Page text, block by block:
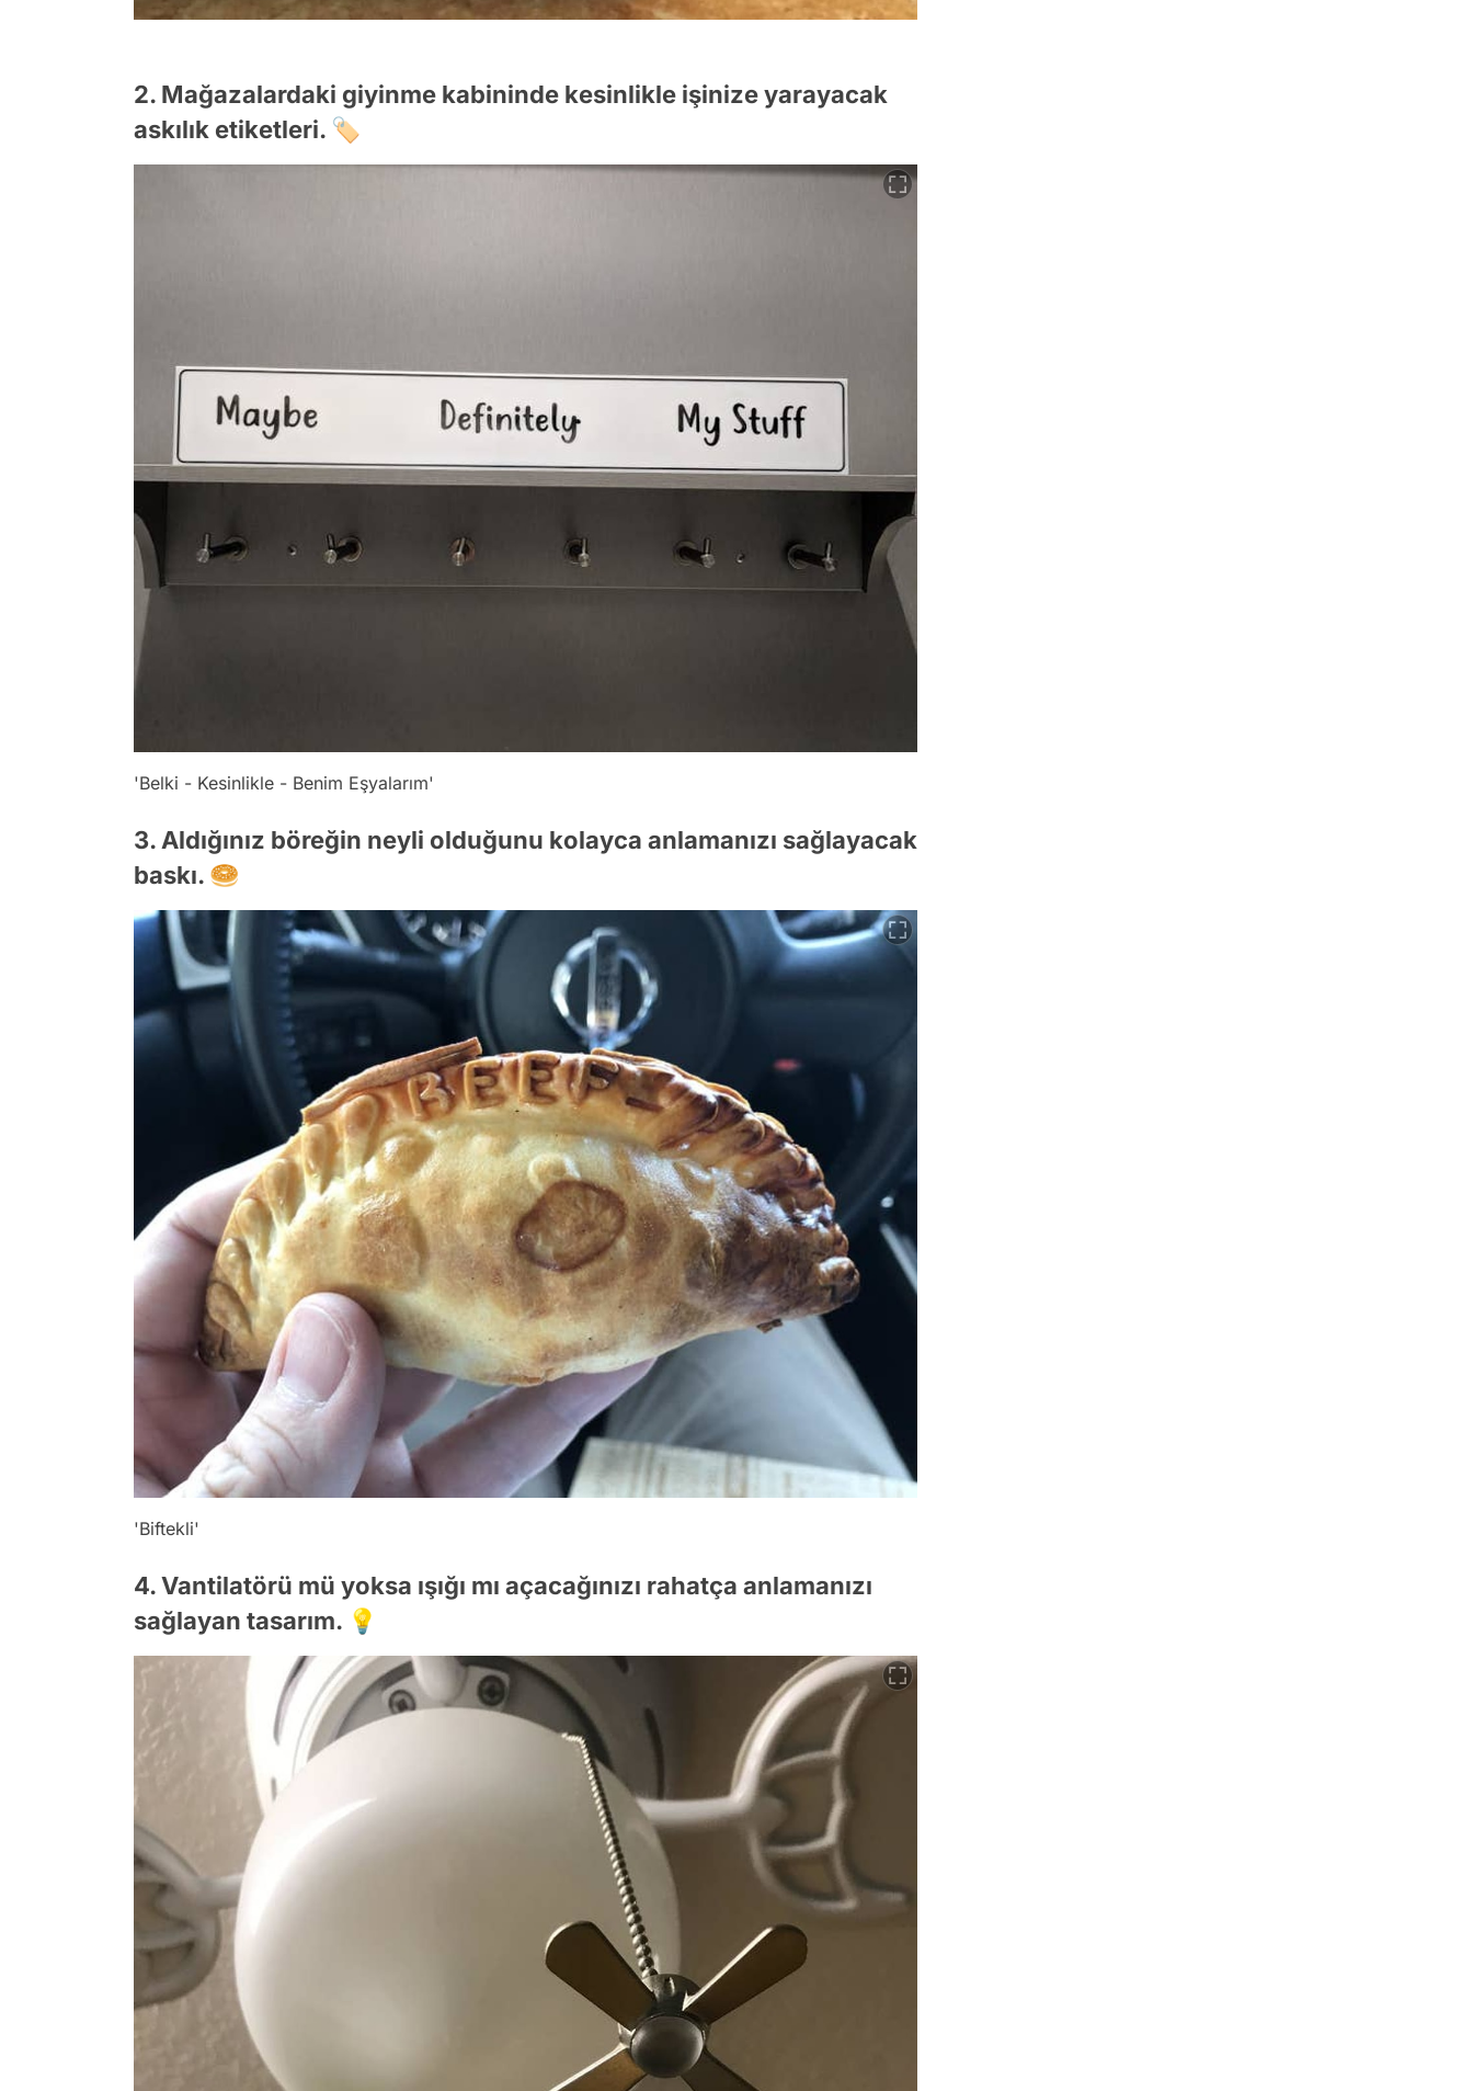
2. Mağazalardaki giyinme kabininde kesinlikle işinize yarayacak
askılık etiketleri. 🏷
'Belki - Kesinlikle - Benim Eşyalarım'
3. Aldığınız böreğin neyli olduğunu kolayca anlamanızı sağlayacak
baskı. 🥯
'Biftekli'
4. Vantilatörü mü yoksa ışığı mı açacağınızı rahatça anlamanızı
sağlayan tasarım. 💡